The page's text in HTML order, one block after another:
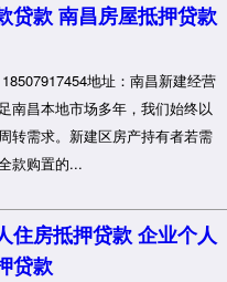
贷款 南昌房屋抵押贷款
地址：南昌新建经营
南昌本地市场多年，我们始终以
转需求。新建区房产持有者若需
款购置的...
住房抵押贷款 企业个人
贷款